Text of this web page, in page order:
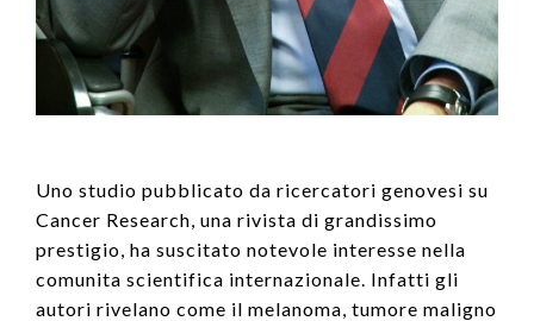
Uno studio pubblicato da ricercatori genovesi su
Cancer Research, una rivista di grandissimo
prestigio, ha suscitato notevole interesse nella
comunita scientifica internazionale. Infatti gli
autori rivelano come il melanoma, tumore maligno